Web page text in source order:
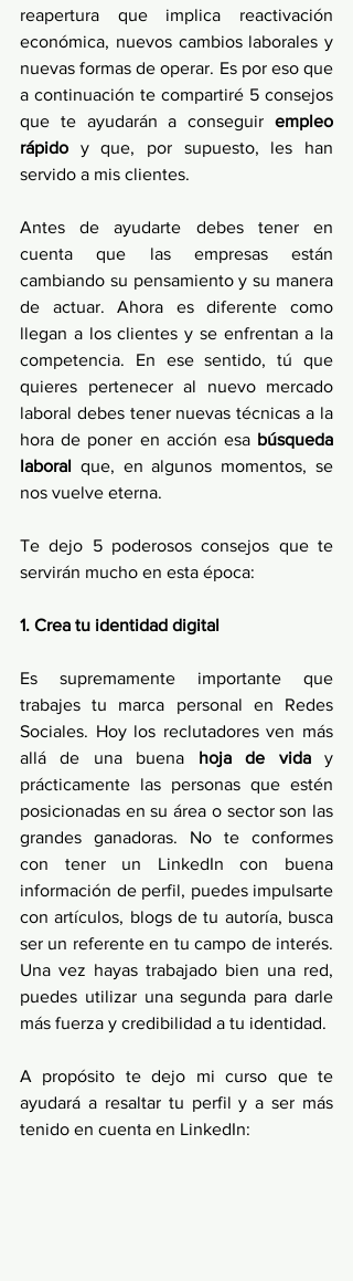
reapertura que implica reactivación
económica, nuevos cambios laborales y
nuevas formas de operar. Es por eso que
a continuación te compartiré 5 consejos
que te ayudarán a conseguir empleo
rápido y que, por supuesto, les han
servido a mis clientes.
Antes de ayudarte debes tener en
cuenta que las empresas están
cambiando su pensamiento y su manera
de actuar. Ahora es diferente como
llegan a los clientes y se enfrentan a la
competencia. En ese sentido, tú que
quieres pertenecer al nuevo mercado
laboral debes tener nuevas técnicas a la
hora de poner en acción esa búsqueda
laboral
que, en algunos momentos, se
nos vuelve eterna.
Te dejo 5 poderosos consejos que te
servirán mucho en esta época:
1. Crea tu identidad digital
Es supremamente importante que
trabajes tu marca personal en Redes
Sociales. Hoy los reclutadores ven más
allá de una buena
hoja de vida y
prácticamente las personas que estén
posicionadas en su área o sector son las
grandes ganadoras. No te conformes
con tener un LinkedIn con buena
información de perfil, puedes impulsarte
con artículos, blogs de tu autoría, busca
ser un referente en tu campo de interés.
Una vez hayas trabajado bien una red,
puedes utilizar una segunda para darle
más fuerza y credibilidad a tu identidad.
A propósito te dejo mi curso que te
ayudará a resaltar tu perfil y a ser más
tenido en cuenta en LinkedIn: